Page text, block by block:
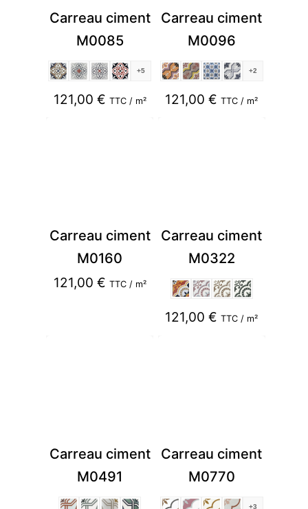
Carreau ciment
M0085
+5
121,00 € TTC / m²
Carreau ciment
M0096
+2
121,00€ TTC / m²
Carreau ciment
M0160
121,00 € TTC / m²
Carreau ciment
M0322
121,00€ TTC / m²
Carreau ciment
M0491
Carreau ciment
M0770
+3